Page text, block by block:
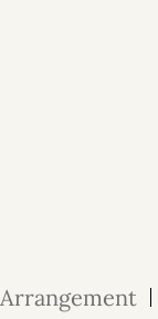
Arrangement